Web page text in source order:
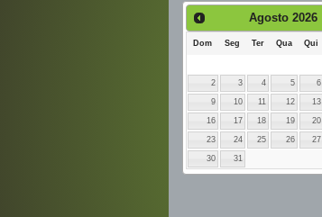
Agosto 2026
Dom Seg Ter Qua Qui
2 3 4 5 6
9 10 11 12 13
16 17 18 19 20
23 24 25 26 27
30 31